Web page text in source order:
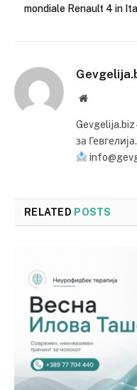
mondiale Renault 4 in
Website
за
RELATED POSTS